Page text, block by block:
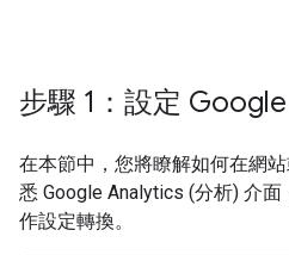
步驟 1：設定
在本節中，您將瞭解如何在網
悉 Google Analytics (分析) 介
作設定轉換。